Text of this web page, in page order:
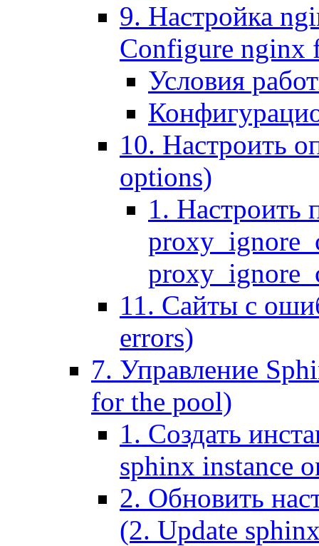
9. Настройка
Configure nginx
Условия
10. Настроить
options)
1. Настроить
11. Сайты с
errors)
7. Управление
for the pool)
1. Создать
sphinx instance
2. Обновить
(2. Update